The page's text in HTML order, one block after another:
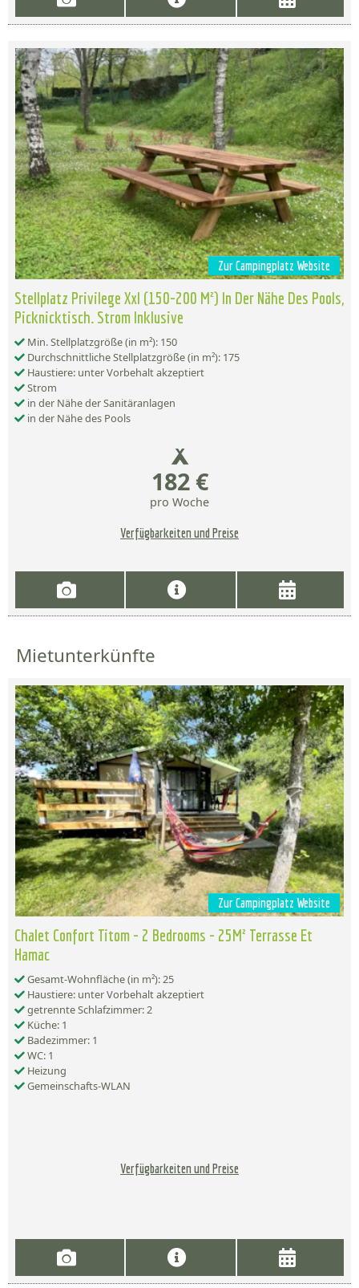
Zur Campingplatz Website
Stellplatz Privilege Xxl (150-200 M²) In Der Nähe Des Pools,
Picknicktisch. Strom Inklusive
Min. Stellplatzgröße (in m²): 150
Durchschnittliche Stellplatzgröße (in m²): 175
Haustiere: unter Vorbehalt akzeptiert
Strom
in der Nähe der Sanitäranlagen
in der Nähe des Pools
182 €
pro Woche
Verfügbarkeiten und Preise
Mietunterkünfte
Zur Campingplatz Website
Chalet Confort Titom - 2 Bedrooms - 25M² Terrasse Et
Hamac
Gesamt-Wohnfläche (in m²): 25
Haustiere: unter Vorbehalt akzeptiert
getrennte Schlafzimmer: 2
Küche: 1
Badezimmer: 1
WC: 1
Heizung
Gemeinschafts-WLAN
Verfügbarkeiten und Preise